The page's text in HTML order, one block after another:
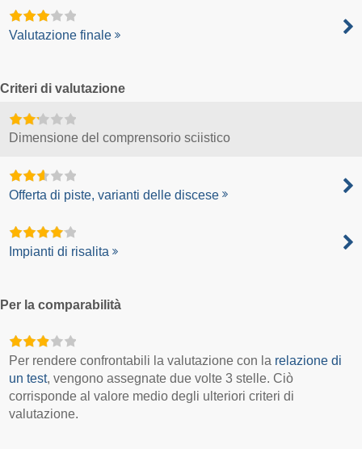
Valutazione finale
Criteri di valutazione
Dimensione del comprensorio sciistico
Offerta di piste, varianti delle discese
Impianti di risalita
Per la comparabilità
Per rendere confrontabili la valutazione con la relazione di
un test, vengono assegnate due volte 3 stelle. Ciò
corrisponde al valore medio degli ulteriori criteri di
valutazione.